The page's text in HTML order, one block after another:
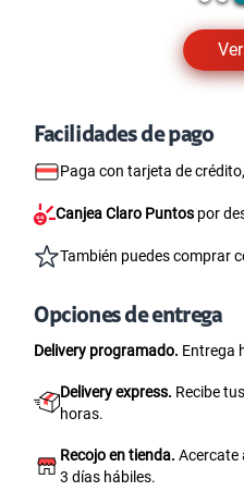
Facilidades de pago
Paga con tarjeta de
Canjea Claro Puntos por
También puedes comprar
Opciones de entrega
Delivery programado. Entrega
Delivery express. Recibe
horas.
Recojo en tienda. Acercate
3 días hábiles.